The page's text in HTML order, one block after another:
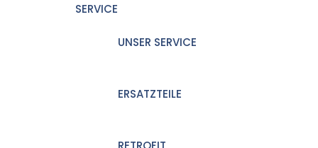
SERVICE
UNSER SERVICE
ERSATZTEILE